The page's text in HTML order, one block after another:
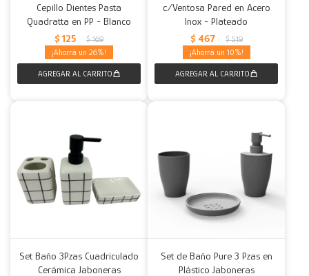
Cepillo Dientes Pasta
Quadratta en PP - Blanco
$ 125 $ 169
26
c/Ventosa Pared en Acero
Inox - Plateado
$ 467 $ 519
10
Set Baño 3Pzas Cuadriculado
Cerámica Jaboneras
Set de Baño Pure 3 Pzas en
Plástico Jaboneras